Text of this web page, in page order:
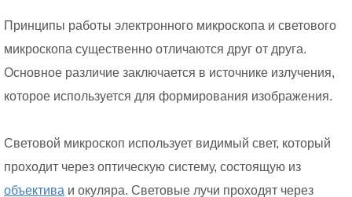
Принципы работы электронного микроскопа и светового
микроскопа существенно отличаются друг от друга.
Основное различие заключается в источнике излучения,
которое используется для формирования изображения.
Световой микроскоп использует видимый свет, который
проходит через оптическую систему, состоящую из
объектива и окуляра. Световые лучи проходят через